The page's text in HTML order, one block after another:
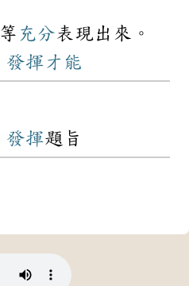
等 充分表現出來。
發揮 才能
發揮題旨